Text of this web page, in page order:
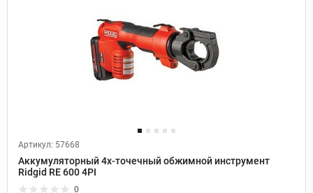
Артикул: 57668
Аккумуляторный 4х-точечный обжимной инструмент
Ridgid RE 600 4PI
0